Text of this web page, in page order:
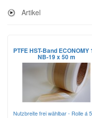
Artikel
PTFE HST-Band ECONOMY
NB-19 x 50 m
Nutzbreite frei wählbar - Rolle á